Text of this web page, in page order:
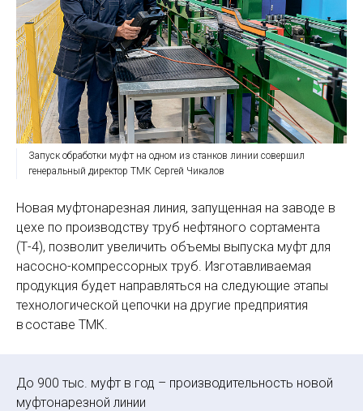
Запуск обработки муфт на одном из станков линии совершил
генеральный директор ТМК Сергей Чикалов
Новая муфтонарезная линия, за­пущенная на заводе в
цехе по производству труб нефтяного сортамента
(Т-4), позволит увеличить объемы выпуска муфт для
насосно-компрессорных труб. Изготавливаемая
продукция будет направляться на следующие этапы
технологической цепочки на другие предприятия
в составе ТМК.
До 900 тыс. муфт в год – производительность новой
муфтонарезной линии